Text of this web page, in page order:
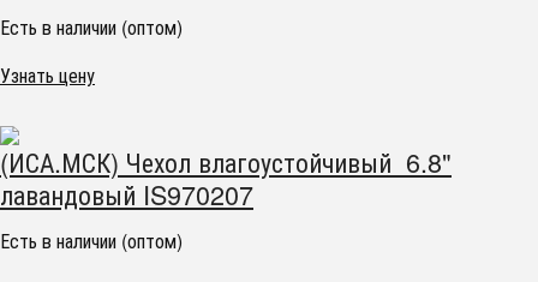
Есть в наличии (оптом)
Узнать цену
(ИСА.МСК) Чехол влагоустойчивый 6.8"
лавандовый IS970207
Есть в наличии (оптом)